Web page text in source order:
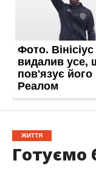
ЖИТТЯ
Готуємо